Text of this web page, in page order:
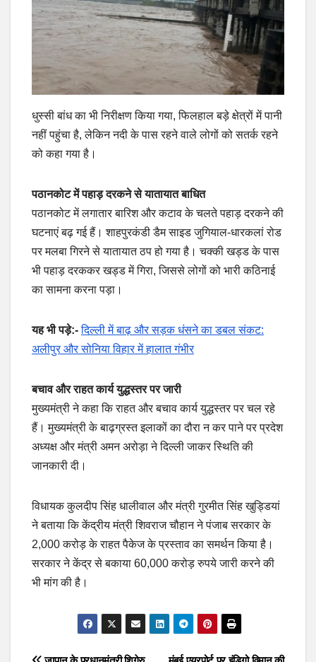
धुस्सी बांध का भी निरीक्षण किया गया, फिलहाल बड़े क्षेत्रों में पानी
नहीं पहुंचा है, लेकिन नदी के पास रहने वाले लोगों को सतर्क रहने
को कहा गया है।
पठानकोट में पहाड़ दरकने से यातायात बाधित
पठानकोट में लगातार बारिश और कटाव के चलते पहाड़ दरकने की
घटनाएं बढ़ गई हैं। शाहपुरकंडी डैम साइड जुगियाल-धारकलां रोड
पर मलबा गिरने से यातायात ठप हो गया है। चक्की खड्ड के पास
भी पहाड़ दरककर खड्ड में गिरा, जिससे लोगों को भारी कठिनाई
का सामना करना पड़ा।
यह भी पड़े:- दिल्ली में बाढ़ और सड़क धंसने का डबल संकट:
अलीपुर और सोनिया विहार में हालात गंभीर
बचाव और राहत कार्य युद्धस्तर पर जारी
मुख्यमंत्री ने कहा कि राहत और बचाव कार्य युद्धस्तर पर चल रहे
हैं। मुख्यमंत्री के बाढ़ग्रस्त इलाकों का दौरा न कर पाने पर प्रदेश
अध्यक्ष और मंत्री अमन अरोड़ा ने दिल्ली जाकर स्थिति की
जानकारी दी।
विधायक कुलदीप सिंह धालीवाल और मंत्री गुरमीत सिंह खुड्डियां
ने बताया कि केंद्रीय मंत्री शिवराज चौहान ने पंजाब सरकार के
2,000 करोड़ के राहत पैकेज के प्रस्ताव का समर्थन किया है।
सरकार ने केंद्र से बकाया 60,000 करोड़ रुपये जारी करने की
भी मांग की है।